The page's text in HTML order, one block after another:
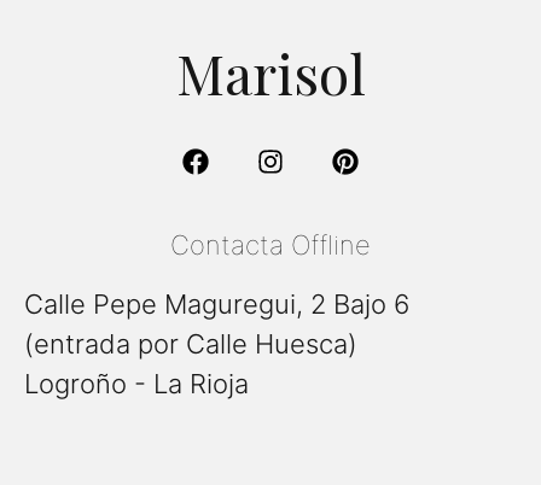
Marisol
Contacta Offline
Calle Pepe Maguregui, 2 Bajo 6
(entrada por Calle Huesca)
Logroño - La Rioja